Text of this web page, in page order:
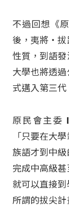
不過回想《
後，夷將‧拔
性質，到語
大學也將透
式邁入第三代
原民會主委
「只要在大
族語才到中
完成中高級
就可以直接
所謂的拔尖